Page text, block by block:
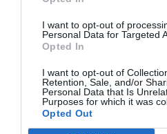
I want to opt-out of
Personal Data for Targeted
Opted In
I want to opt-out of
Retention, Sale, and/or
Personal Data that Is
Purposes for which it was
Opted Out
Szúnyogirtás